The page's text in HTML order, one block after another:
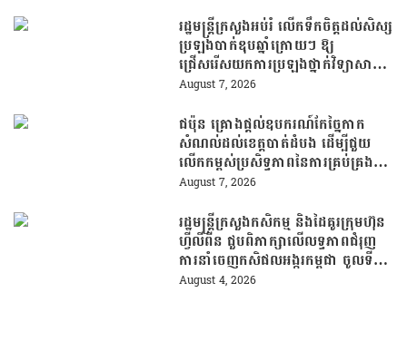
រដ្ឋមន្រ្តីក្រសួងអប់រំ លើកទឹកចិត្តដល់សិស្ស
ប្រឡងបាក់ឌុបឆ្នាំក្រោយៗ ឱ្យ
ជ្រើសរើសយកការប្រឡងថ្នាក់វិទ្យាសាស្ត្រ
ដើម្បីឆ្លើយតបទៅនឹងតម្រូវការធនធាន
August 7, 2026
ជប៉ុន គ្រោងផ្តល់ឧបករណ៍កែច្នៃកាក
សំណល់ដល់ខេត្តបាត់ដំបង ដើម្បីជួយ
លើកកម្ពស់ប្រសិទ្ធភាពនៃការគ្រប់គ្រង
សំណល់
August 7, 2026
រដ្ឋមន្រ្តីក្រសួងកសិកម្ម និងដៃគូរក្រុមហ៊ុន
ហ្វីលីពីន ជួបពិភាក្សាលើលទ្ធភាពជំរុញ
ការនាំចេញកសិផលអង្ករកម្ពុជា ចូលទី
ផ្សារហ្វីលីពីន
August 4, 2026